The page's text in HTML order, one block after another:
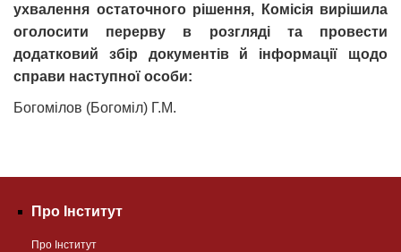
ухвалення остаточного рішення, Комісія вирішила
оголосити перерву в розгляді та провести
додатковий збір документів й інформації щодо
справи наступної особи:
Богомілов (Богоміл) Г.М.
Про Інститут
Про Інститут